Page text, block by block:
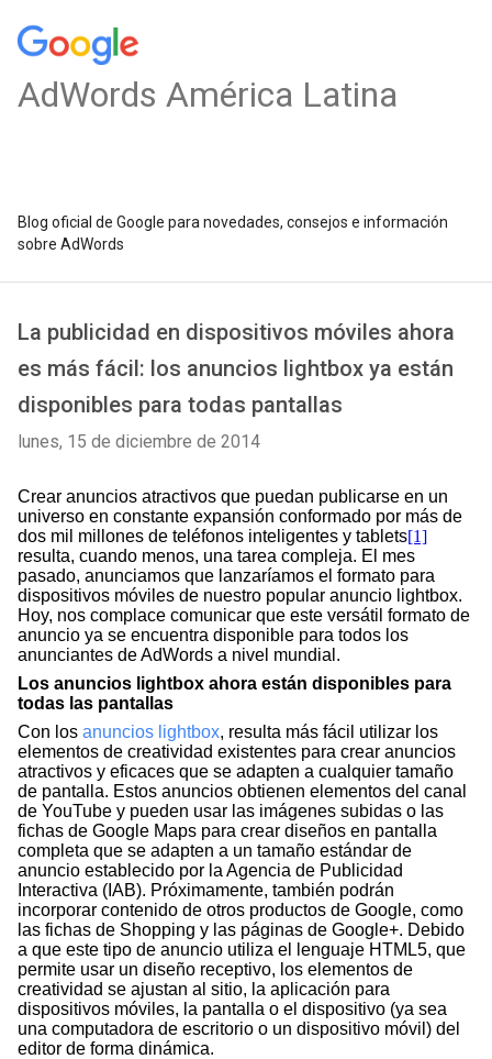
AdWords América Latina
Blog oficial de Google para novedades, consejos e información
sobre AdWords
La publicidad en dispositivos móviles ahora
es más fácil: los anuncios lightbox ya están
disponibles para todas pantallas
lunes, 15 de diciembre de 2014
Crear anuncios atractivos que puedan publicarse en un
universo en constante expansión conformado por más de
dos mil millones de teléfonos inteligentes y tablets[1]
resulta, cuando menos, una tarea compleja. El mes
pasado, anunciamos que lanzaríamos el formato para
dispositivos móviles de nuestro popular anuncio lightbox.
Hoy, nos complace comunicar que este versátil formato de
anuncio ya se encuentra disponible para todos los
anunciantes de AdWords a nivel mundial.
Los anuncios lightbox ahora están disponibles para
todas las pantallas
Con los anuncios lightbox, resulta más fácil utilizar los
elementos de creatividad existentes para crear anuncios
atractivos y eficaces que se adapten a cualquier tamaño
de pantalla. Estos anuncios obtienen elementos del canal
de YouTube y pueden usar las imágenes subidas o las
fichas de Google Maps para crear diseños en pantalla
completa que se adapten a un tamaño estándar de
anuncio establecido por la Agencia de Publicidad
Interactiva (IAB). Próximamente, también podrán
incorporar contenido de otros productos de Google, como
las fichas de Shopping y las páginas de Google+. Debido
a que este tipo de anuncio utiliza el lenguaje HTML5, que
permite usar un diseño receptivo, los elementos de
creatividad se ajustan al sitio, la aplicación para
dispositivos móviles, la pantalla o el dispositivo (ya sea
una computadora de escritorio o un dispositivo móvil) del
editor de forma dinámica.